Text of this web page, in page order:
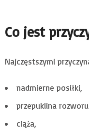
Co jest
Najczęstszymi
nadmierne posiłki,
przepuklina
ciąża,